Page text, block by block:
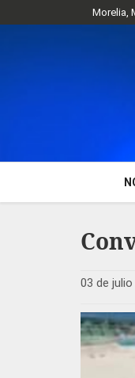
Morelia,
03 de